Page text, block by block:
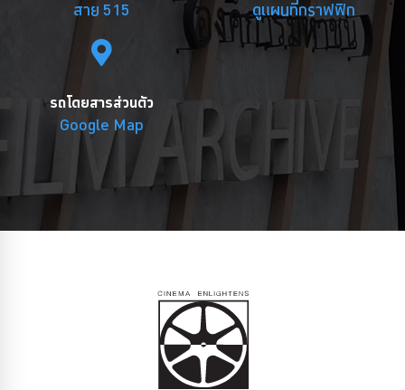
สาย 515 ดูแผนที่กราฟฟิก
รถโดยสารส่วนตัว
Google Map